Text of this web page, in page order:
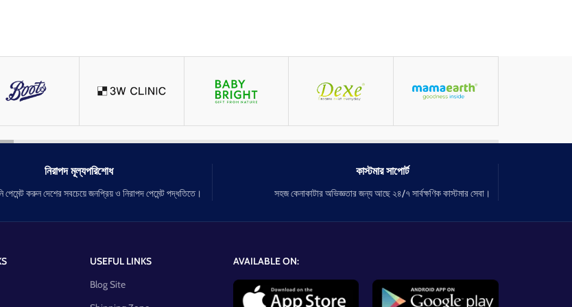
নিরাপদ মূল্যপরিশোধ
করুন দেশের সবচেয়ে জনপ্রিয় ও নিরাপদ পেমেন্ট পদ্ধতিতে।
কাস্টমার সাপোর্ট
সহজ কেনাকাটার অভিজ্ঞতার জন্য আছে ২৪/৭ সার্বক্ষণিক কাস্টমার সেবা।
USEFUL LINKS
Blog Site
AVAILABLE ON: